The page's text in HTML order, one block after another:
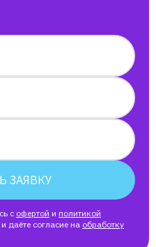
ЗАЯВКУ
с офертой и политикой
и даёте согласие на обработку